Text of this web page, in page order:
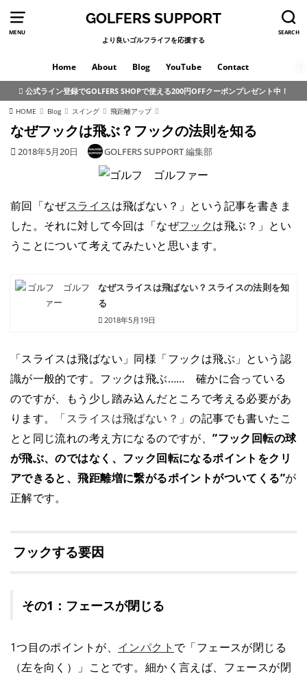
MENU SEARCH
GOLFERS SUPPORT
より良いゴルフライフを応援する
Home About Blog YouTube Contact
公式ライン登録でGOLFERS SHOPで使える200円OFFクーポンプレゼント中！
HOME Blog スイング 飛距離アップ
なぜフックは飛ぶ？フックの法則を知る
2018年5月20日 GOLFERS SUPPORT 編集部
前回「なぜスライスは飛ばない？」という記事を書きま
した。それに対して今回は「なぜフックは飛ぶ？」とい
うことについて考えてみたいと思います。
なぜスライスは飛ばない？スライスの法則を知
る
2018年5月19日
「スライスは飛ばない」同様「フックは飛ぶ」という認
識が一般的です。フックは飛ぶ…… 確かに合っている
のですが、もう少し踏み込んだところで考える必要があ
ります。
「スライスは飛ばない？」の記事でも書いたこ
とと同じ流れの考え方になるのですが、”フック回転の球
が飛ぶ、のではなく、フック回転になるポイントをクリ
アできると、飛距離増に繋がるポイントがついてくる”が
正解です。
フックする要因
その1：フェースが閉じる
1つ目のポイントが、 インパクト で「フェースが閉じる
（左を向く）」ことです。細かく言えば、フェースが閉